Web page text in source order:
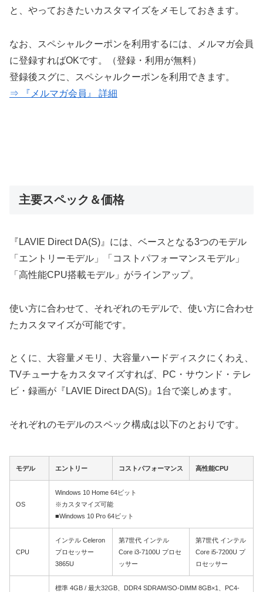
と、やっておきたいカスタマイズをメモしておきます。
なお、スペシャルクーポンを利用するには、メルマガ会員
に登録すればOKです。（登録・利用が無料）
登録後スグに、スペシャルクーポンを利用できます。
⇒ 『メルマガ会員』 詳細
主要スペック＆価格
『LAVIE Direct DA(S)』には、ベースとなる3つのモデル
「エントリーモデル」「コストパフォーマンスモデル」
「高性能CPU搭載モデル」がラインアップ。
使い方に合わせて、それぞれのモデルで、使い方に合わせ
たカスタマイズが可能です。
とくに、大容量メモリ、大容量ハードディスクにくわえ、
TVチューナをカスタマイズすれば、PC・サウンド・テレ
ビ・録画が『LAVIE Direct DA(S)』1台で楽しめます。
それぞれのモデルのスペック構成は以下のとおりです。
モデル エントリー コストパフォーマンス 高性能CPU
OS
Windows 10 Home 64ビット
※カスタマイズ可能
■Windows 10 Pro 64ビット
CPU
インテル Celeron
プロセッサー
3865U
第7世代 インテル
Core i3-7100U プロセ
ッサー
第7世代 インテル
Core i5-7200U プ
ロセッサー
標準 4GB / 最大32GB、DDR4 SDRAM/SO-DIMM 8GB×1、PC4-